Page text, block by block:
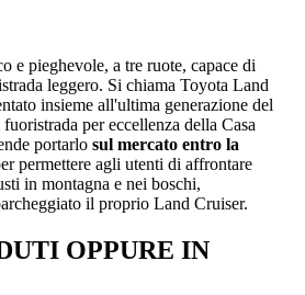
e pieghevole, a tre ruote, capace di
leggero. Si chiama Toyota Land
insieme all'ultima generazione del
per eccellenza della Casa
portarlo sul mercato entro la
permettere agli utenti di affrontare
in montagna e nei boschi,
il proprio Land Cruiser.
OPPURE IN